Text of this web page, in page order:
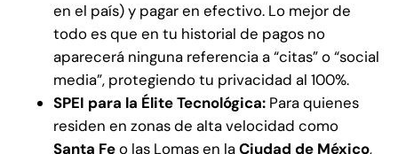
en el país) y pagar en efectivo. Lo mejor de
todo es que en tu historial de pagos no
aparecerá ninguna referencia a “citas” o “social
media”, protegiendo tu privacidad al 100%.
SPEI para la Élite Tecnológica: Para quienes
residen en zonas de alta velocidad como
Santa Feo las Lomas en laCiudad de México,